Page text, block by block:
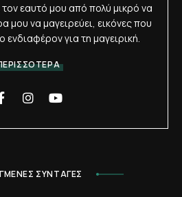
εαυτό μου από πολύ μικρό να
να μαγειρεύει, εικόνες που
για τη μαγειρική.
ΣΥΝΤΑΓΕΣ